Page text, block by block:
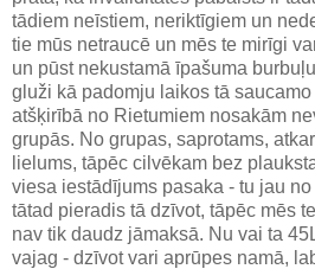
tādiem neīstiem, neriktīgiem un
tie mūs netraucē un mēs te mirīgi
un pūst nekustamā īpašuma
gluži kā padomju laikos tā
atšķirībā no Rietumiem nosakām
grupās. No grupas, saprotams,
lielums, tāpēc cilvēkam bez
viesa iestādījums pasaka - tu jau
tātad pieradis tā dzīvot, tāpēc mēs
nav tik daudz jāmaksā. Nu vai ta
vajag - dzīvot vari aprūpes namā,